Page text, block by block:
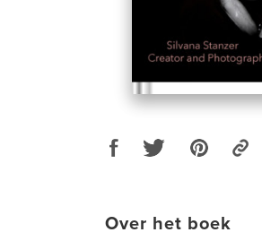
Over het boek